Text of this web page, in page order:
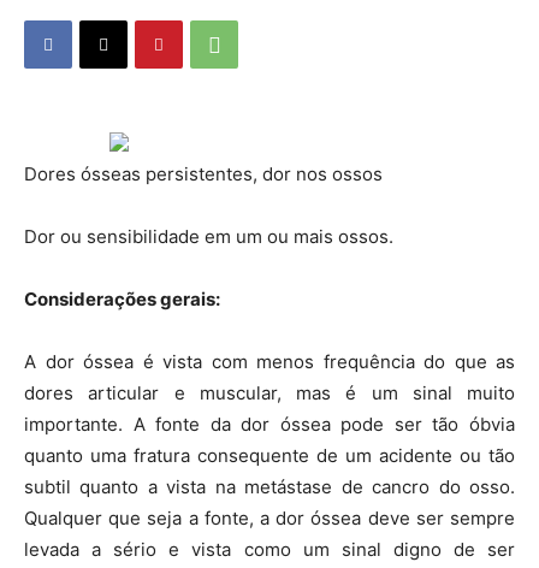
Dores ósseas persistentes, dor nos ossos
Dor ou sensibilidade em um ou mais ossos.
Considerações gerais:
A dor óssea é vista com menos frequência do que as
dores articular e muscular, mas é um sinal muito
importante. A fonte da dor óssea pode ser tão óbvia
quanto uma fratura consequente de um acidente ou tão
subtil quanto a vista na metástase de cancro do osso.
Qualquer que seja a fonte, a dor óssea deve ser sempre
levada a sério e vista como um sinal digno de ser